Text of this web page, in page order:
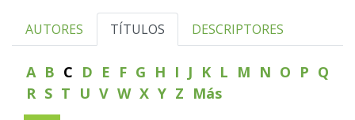
AUTORES TÍTULOS DESCRIPTORES
A B C D E F G H I J K L M N O P Q
R S T U V W X Y Z Más